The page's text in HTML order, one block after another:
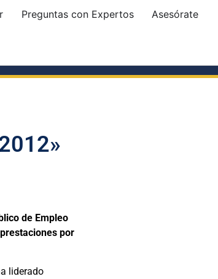
Preguntas con Expertos Asesórate
de Empleo
por
liderado